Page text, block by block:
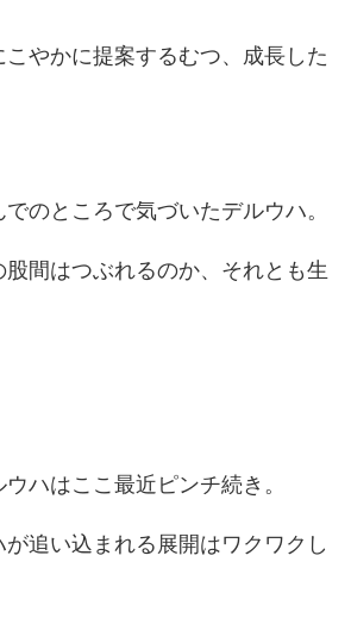
やかに提案するむつ、成長した
のところで気づいたデルウハ。
間はつぶれるのか、それとも生
ハはここ最近ピンチ続き。
追い込まれる展開はワクワクし